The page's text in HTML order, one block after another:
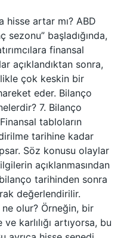
hisse artar mı? ABD
sezonu” başladığında,
finansal
açıklandıktan sonra,
çok keskin bir
eder. Bilanço
7. Bilanço
tabloların
tarihine kadar
Söz konusu olaylar
açıklanmasından
tarihinden sonra
değerlendirilir.
olur? Örneğin, bir
karlılığı artıyorsa, bu